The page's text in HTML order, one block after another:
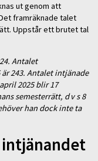
ut genom att
framräknade talet
Uppstår ett brutet tal
Antalet
243. Antalet intjänade
2025 blir 17
semesterrätt, d v s 8
han dock inte ta
intjänandet